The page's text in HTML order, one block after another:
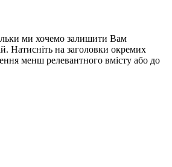
ми хочемо залишити Вам
Натисніть на заголовки окремих
менш релевантного вмісту або до